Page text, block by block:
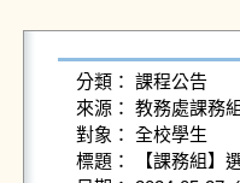
分類： 課程公告
來源： 教務處課務
對象： 全校學生
標題： 【課務組】